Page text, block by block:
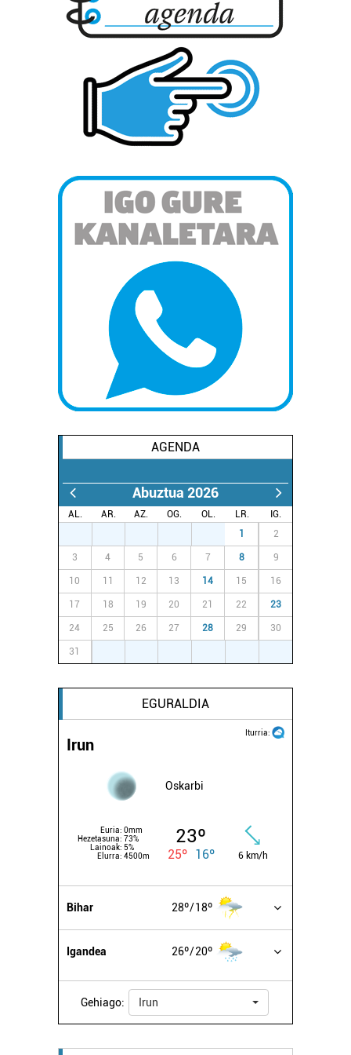
AGENDA
Abuztua 2026
AL. AR. AZ. OG. OL. LR.
IG.
1 2
3 4 5 6 7 8 9
10 11 12 13 14 15 16
17 18 19 20 21 22 23
24 25 26 27 28 29 30
31
EGURALDIA
Iturria:
Irun
Oskarbi
Euria: 0mm
Hezetasuna: 73%
Lainoak: 5%
Elurra: 4500m
23º
25º 16º 6 km/h
Bihar 28º 18º
Igandea 26º 20º
Gehiago: Irun